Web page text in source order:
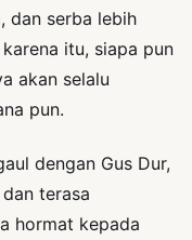
dan serba lebih
itu, siapa pun
akan selalu
pun.
dengan Gus Dur,
terasa
hormat kepada